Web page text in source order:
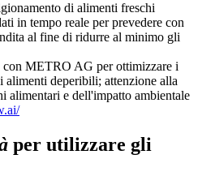
di alimenti freschi
in tempo reale per prevedere con
al fine di ridurre al minimo gli
con METRO AG per ottimizzare i
alimenti deperibili; attenzione alla
alimentari e dell'impatto ambientale
per utilizzare gli